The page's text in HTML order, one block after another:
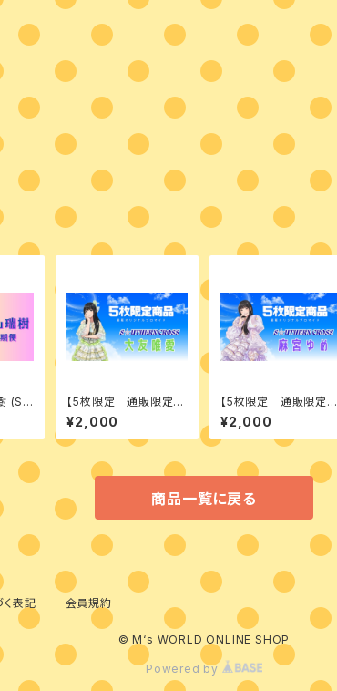
(S
【5枚限定 通販限定商
品】 大友唯愛 ブロマ
イド vol.1
¥2,000
【5枚限定 通販限定商
品】 麻宮ゆめ ブロマ
イド vol.1
¥2,000
商品一覧に戻る
表記 会員規約
© M‘s WORLD ONLINE SHOP
Powered by